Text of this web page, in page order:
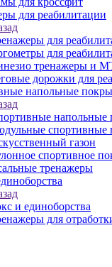
для реабилитации
для
для
тренажеры и
дорожки для
напольные
напольные
спортивные
газон
спортивное
тренажеры
и единоборства
для